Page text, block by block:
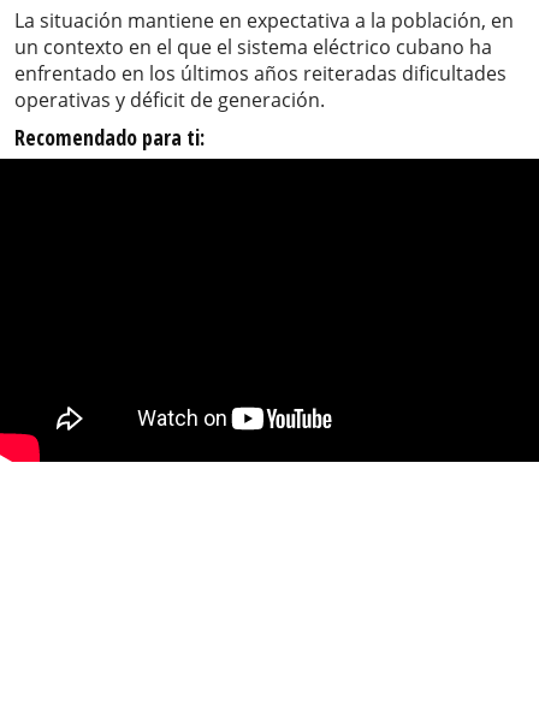
La situación mantiene en expectativa a la población, en
un contexto en el que el sistema eléctrico cubano ha
enfrentado en los últimos años reiteradas dificultades
operativas y déficit de generación.
Recomendado para ti: